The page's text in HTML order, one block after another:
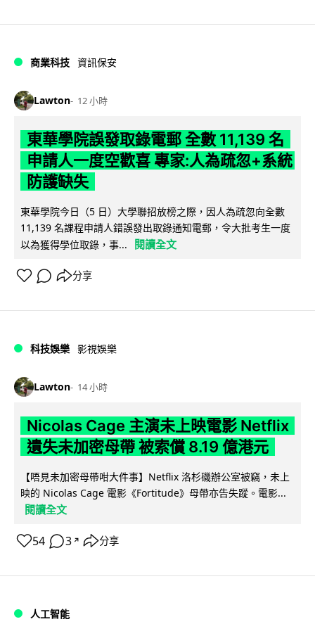
商業科技 資訊保安
Lawton 12 小時
東華學院誤發取錄電郵 全數 11,139 名
申請人一度空歡喜 專家:人為疏忽+系統
防護缺失
東華學院今日（5 日）大學聯招放榜之際，因人為疏忽向全數
11,139 名課程申請人錯誤發出取錄通知電郵，令大批考生一度
以為獲得學位取錄，事...
閱讀全文
分享
科技娛樂 影視娛樂
Lawton 14 小時
Nicolas Cage 主演未上映電影 Netflix
遺失未加密母帶 被索償 8.19 億港元
【唔見未加密母帶咁大件事】Netflix 洛杉磯辦公室被竊，未上
映的 Nicolas Cage 電影《Fortitude》母帶亦告失蹤。電影...
閱讀全文
54 3 ↗ 分享
人工智能